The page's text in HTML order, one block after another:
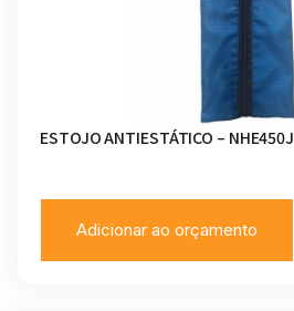
ESTOJO ANTIESTÁTICO – NHE450J
Adicionar ao orçamento